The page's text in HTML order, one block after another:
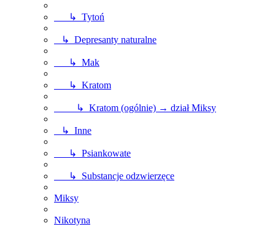
↳ Tytoń
↳ Depresanty naturalne
↳ Mak
↳ Kratom
↳ Kratom (ogólnie) → dział Miksy
↳ Inne
↳ Psiankowate
↳ Substancje odzwierzęce
Miksy
Nikotyna